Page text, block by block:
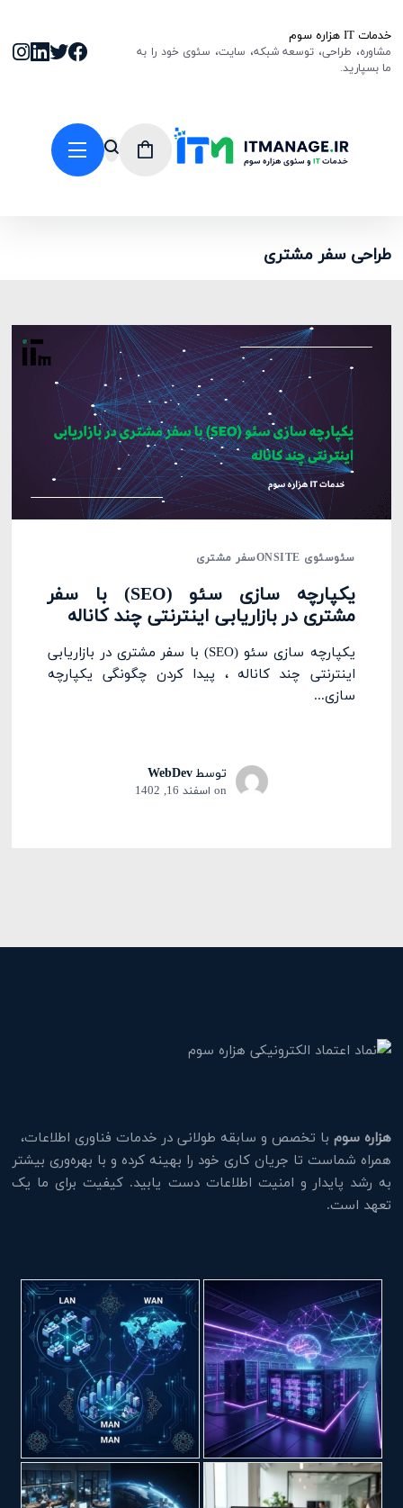
خدمات IT هزاره سوم
مشاوره، طراحی، توسعه شبکه، سایت، سئوی خود را به
ما بسپارید.
طراحی سفر مشتری
سئوسئوی ONSITE سفر مشتری
یکپارچه سازی سئو (SEO) با سفر
مشتری در بازاریابی اینترنتی چند کاناله
یکپارچه سازی سئو (SEO) با سفر مشتری در بازاریابی
اینترنتی چند کاناله ، پیدا کردن چگونگی یکپارچه
سازی...
توسطWebDev
on اسفند 16, 1402
هزاره سوم با تخصص و سابقه طولانی در خدمات فناوری اطلاعات،
همراه شماست تا جریان کاری خود را بهینه کرده و با بهره‌وری بیشتر
به رشد پایدار و امنیت اطلاعات دست یابید. کیفیت برای ما یک
تعهد است.